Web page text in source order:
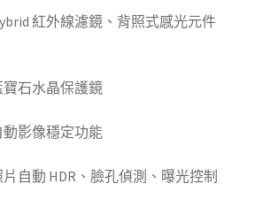
紅外線濾鏡、背照式感光元件(高雄收
寶石水晶保護鏡
動影像穩定功能
片自動 HDR、臉孔偵測、曝光控制